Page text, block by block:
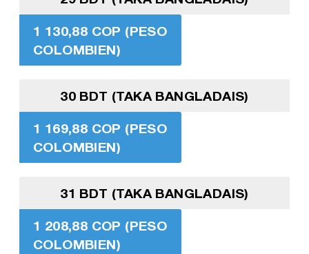
1 130,88 COP (PESO
COLOMBIEN)
30 BDT (TAKA BANGLADAIS)
1 169,88 COP (PESO
COLOMBIEN)
31 BDT (TAKA BANGLADAIS)
1 208,88 COP (PESO
COLOMBIEN)